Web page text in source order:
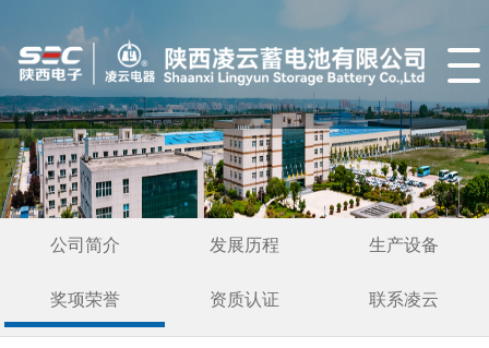
公司简介 发展历程 生产设备
奖项荣誉 资质认证 联系凌云